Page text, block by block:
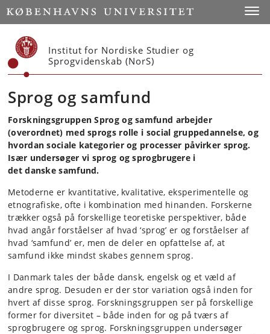
Start
Institut for Nordiske Studier og
Sprogvidenskab (NorS)
Sprog og samfund
Forskningsgruppen Sprog og samfund arbejder
(overordnet) med sprogs rolle i social gruppedannelse, og
hvordan sociale kategorier og processer påvirker sprog.
Især undersøger vi sprog og sprogbrugere i
det danske samfund.
Metoderne er kvantitative, kvalitative, eksperimentelle og
etnografiske, ofte i kombination med hinanden. Forskerne
trækker også på forskellige teoretiske perspektiver, både
hvad angår forståelser af hvad ‘sprog’ er og forståelser af
hvad ‘samfund’ er, men de deler en opfattelse af, at
samfund ikke mindst skabes gennem sprog.
I Danmark tales der både dansk, engelsk og et væld af
andre sprog. Desuden er der stor variation også inden for
hvert af disse sprog. Forskningsgruppen ser på forskellige
former for diversitet – både inden for og på tværs af
sprogbrugere og sprog. Forskningsgruppen undersøger